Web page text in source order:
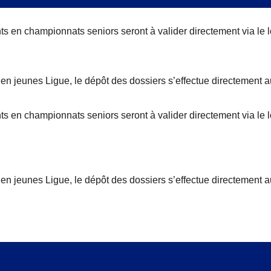
en championnats seniors seront à valider directement via le
jeunes Ligue, le dépôt des dossiers s’effectue directement
en championnats seniors seront à valider directement via
jeunes Ligue, le dépôt des dossiers s’effectue directement